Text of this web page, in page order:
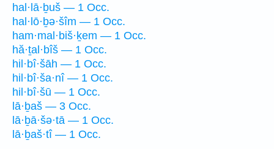
hal·lā·ḇuš — 1 Occ.
hal·lō·ḇə·šîm — 1 Occ.
ham·mal·biš·ḵem — 1 Occ.
hă·ṯal·bîš — 1 Occ.
hil·bî·šāh — 1 Occ.
hil·bî·ša·nî — 1 Occ.
hil·bî·šū — 1 Occ.
lā·ḇaš — 3 Occ.
lā·ḇā·šə·tā — 1 Occ.
lā·ḇaš·tî — 1 Occ.